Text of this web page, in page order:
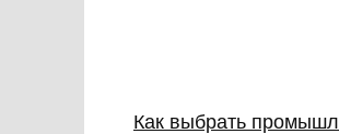
Как выбрать